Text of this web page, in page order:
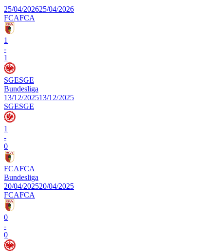
25/04/202625/04/2026
FCAFCA
1
-
1
SGESGE
Bundesliga
13/12/202513/12/2025
SGESGE
1
-
0
FCAFCA
Bundesliga
20/04/202520/04/2025
FCAFCA
0
-
0